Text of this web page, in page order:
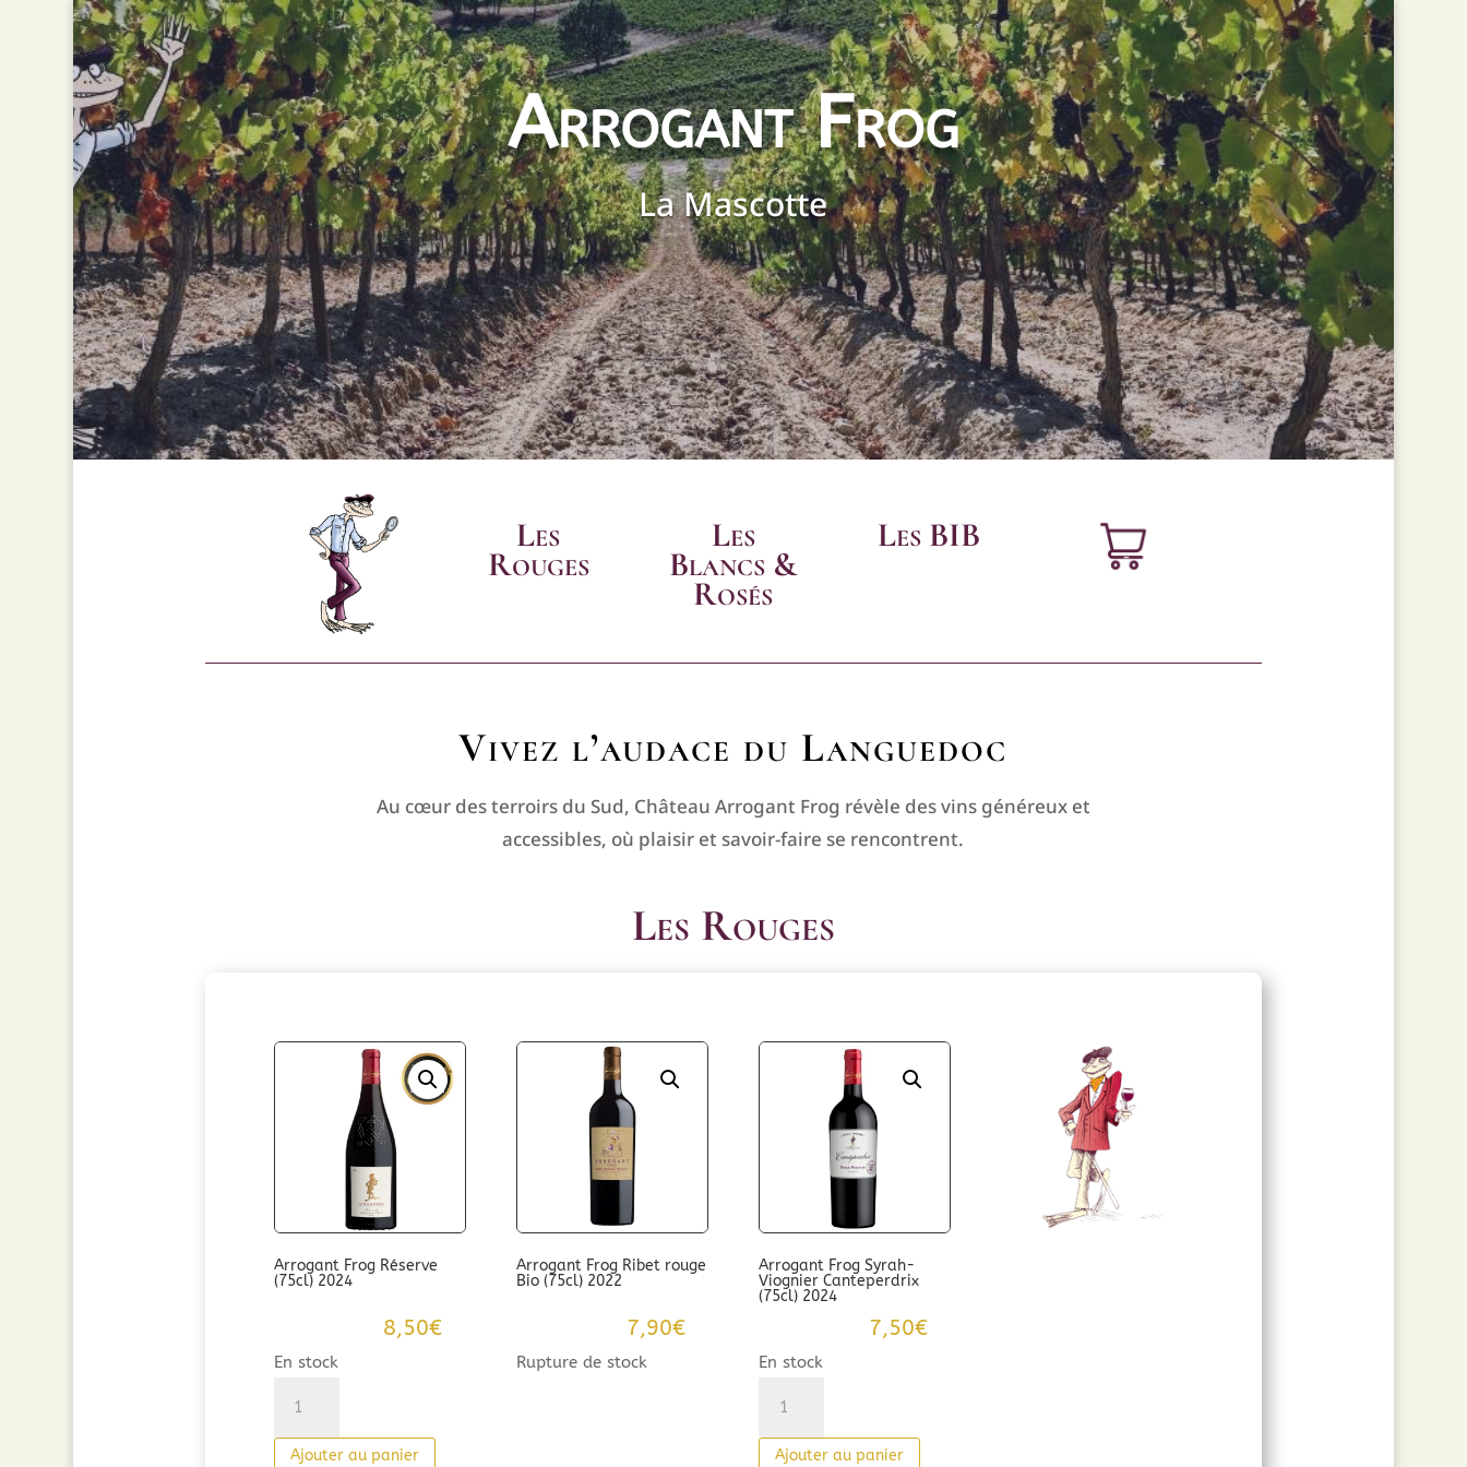
Arrogant Frog
La Mascotte
Les
Rouges
Les
Blancs &
Rosés
Les BIB
Vivez l’audace du Languedoc
Au cœur des terroirs du Sud, Château Arrogant Frog révèle des vins généreux et
accessibles, où plaisir et savoir-faire se rencontrent.
Les Rouges
Arrogant Frog Réserve
(75cl) 2024
8,50€
En stock
Arrogant
Ajouter au panier
Arrogant Frog Ribet rouge
Bio (75cl) 2022
7,90€
Rupture de stock
Arrogant Frog Syrah-
Viognier Canteperdrix
(75cl) 2024
7,50€
En stock
Arrogant
Ajouter au panier